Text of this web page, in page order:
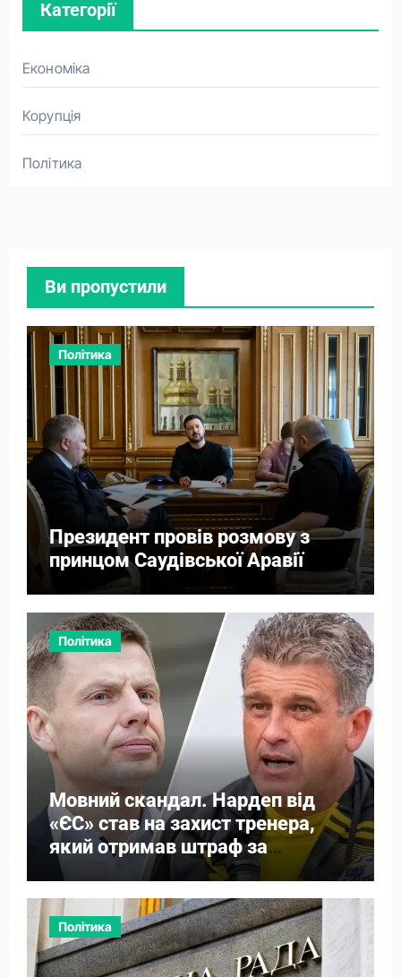
Категорії
Економіка
Корупція
Політика
Ви пропустили
Політика
Президент провів розмову з
принцом Саудівської Аравії
Політика
Мовний скандал. Нардеп від
«ЄС» став на захист тренера,
який отримав штраф за
російську
Політика